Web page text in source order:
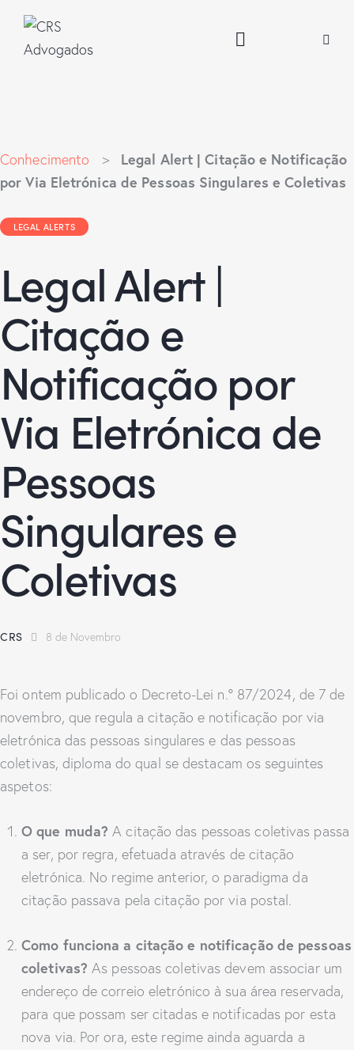
Conhecimento > Legal Alert | Citação e Notificação
por Via Eletrónica de Pessoas Singulares e Coletivas
LEGAL ALERTS
Legal Alert |
Citação e
Notificação por
Via Eletrónica de
Pessoas
Singulares e
Coletivas
CRS 8 de Novembro
Foi ontem publicado o Decreto-Lei n.º 87/2024, de 7 de
novembro, que regula a citação e notificação por via
eletrónica das pessoas singulares e das pessoas
coletivas, diploma do qual se destacam os seguintes
aspetos:
O que muda?A citação das pessoas coletivas passa
a ser, por regra, efetuada através de citação
eletrónica. No regime anterior, o paradigma da
citação passava pela citação por via postal.
Como funciona a citação e notificação de pessoas
coletivas?As pessoas coletivas devem associar um
endereço de correio eletrónico à sua área reservada,
para que possam ser citadas e notificadas por esta
nova via. Por ora, este regime ainda aguarda a